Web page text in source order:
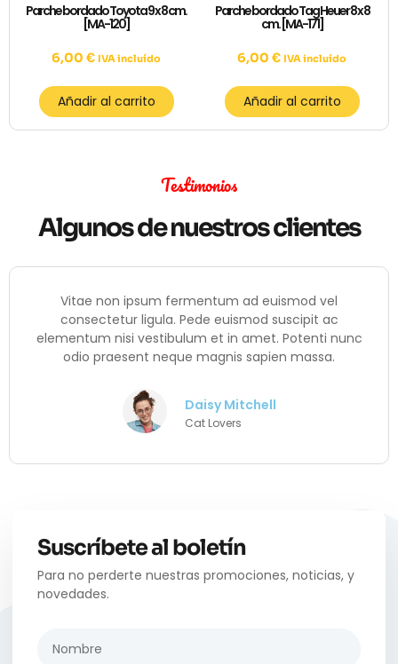
Parche bordado Toyota 9 x 8 cm.
[MA-120]
6,00 € IVA incluído
Añadir al carrito
Parche bordado Tag Heuer 8 x 8
cm. [MA-171]
6,00 € IVA incluído
Añadir al carrito
Testimonios
Algunos de nuestros clientes
Vitae non ipsum fermentum ad euismod vel
consectetur ligula. Pede euismod suscipit ac
elementum nisi vestibulum et in amet. Potenti nunc
odio praesent neque magnis sapien massa.
Daisy Mitchell
Cat Lovers
Suscríbete al boletín
Para no perderte nuestras promociones, noticias, y
novedades.